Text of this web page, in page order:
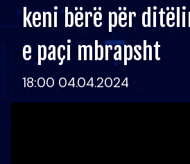
keni bërë për
e paçi mbrapsht
18:00 04.04.2024